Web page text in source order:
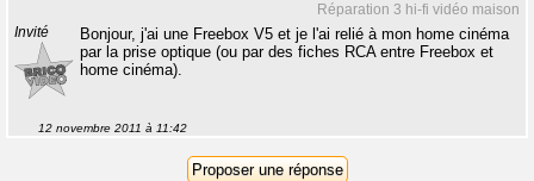
Réparation 3 hi-fi vidéo maison
Invité
Bonjour, j'ai une Freebox V5 et je l'ai relié à mon home cinéma
par la prise optique (ou par des fiches RCA entre Freebox et
home cinéma).
12 novembre 2011 à 11:42